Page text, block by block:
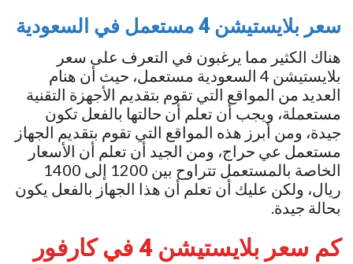
سعر بلايستيشن 4 مستعمل في السعودية
هناك الكثير مما يرغبون في التعرف على سعر
بلايستيشن 4 السعودية مستعمل، حيث أن هنام
العديد من المواقع التي تقوم بتقديم الأجهزة التقنية
مستعملة، ويجب أن تعلم أن حالتها بالفعل تكون
جيدة، ومن أبرز هذه المواقع التي تقوم بتقديم الجهاز
مستعمل عي حراج، ومن الجيد أن تعلم أن الأسعار
الخاصة بالمستعمل تتراوح بين 1200 إلى 1400
ريال، ولكن عليك أن تعلم أن هذا الجهاز بالفعل يكون
بحالة جيدة.
كم سعر بلايستيشن 4 في كارفور